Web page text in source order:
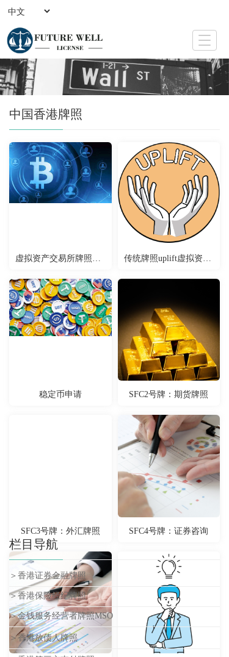
T
o
g
g
g
a
i
n
中国香港牌照
稳定币申请 SFC2号牌：期货牌照
SFC3号牌：外汇牌照 SFC4号牌：证券咨询
栏目导航
＞香港证券金融牌照
＞香港保险经纪牌照
＞金钱服务经营者牌照MSO
＞香港放债人牌照